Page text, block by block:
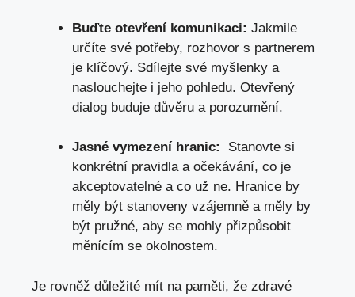
Buďte otevření komunikaci: Jakmile
určíte ‌své⁢ potřeby, ​rozhovor⁤ s ‍partnerem
je klíčový. ‍Sdílejte své myšlenky a
‌naslouchejte⁢ i ‍jeho pohledu. Otevřený
dialog ‍buduje‌ důvěru a porozumění.
Jasné ‍vymezení ‍hranic:
‍ Stanovte ‌si
konkrétní pravidla a očekávání, co je
akceptovatelné a co už ne. Hranice ⁢by
měly​ být stanoveny vzájemně a měly by
být pružné, aby se‍ mohly​ přizpůsobit
měnícím ‍se okolnostem.
Je rovněž důležité mít na paměti,‌ že zdravé